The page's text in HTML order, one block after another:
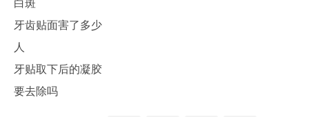
牙齿贴面害了多少
人
牙贴取下后的凝胶
要去除吗